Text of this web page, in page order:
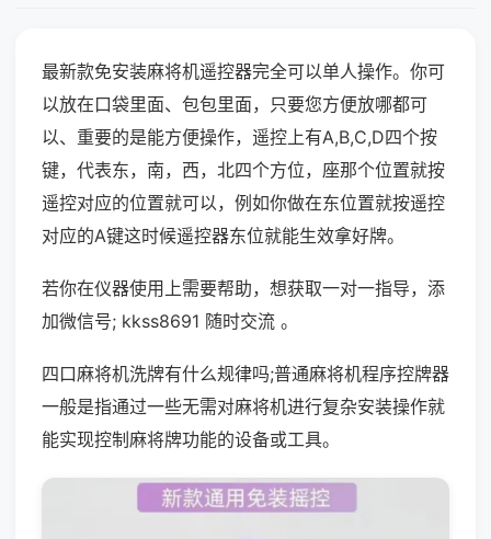
最新款免安装麻将机遥控器完全可以单人操作。你可
以放在口袋里面、包包里面，只要您方便放哪都可
以、重要的是能方便操作，遥控上有A,B,C,D四个按
键，代表东，南，西，北四个方位，座那个位置就按
遥控对应的位置就可以，例如你做在东位置就按遥控
对应的A键这时候遥控器东位就能生效拿好牌。
若你在仪器使用上需要帮助，想获取一对一指导，添
加微信号; kkss8691 随时交流 。
四口麻将机洗牌有什么规律吗;普通麻将机程序控牌器
一般是指通过一些无需对麻将机进行复杂安装操作就
能实现控制麻将牌功能的设备或工具。